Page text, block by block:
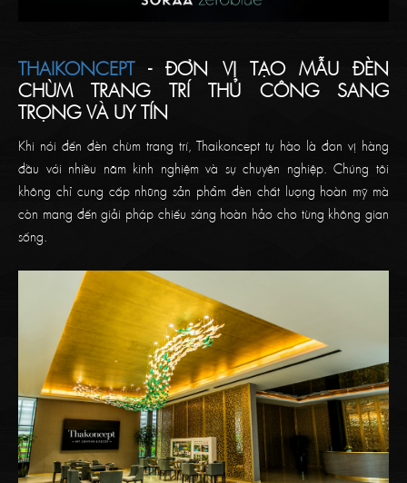
THAIKONCEPT- ĐƠN VỊ TẠO MẪU ĐÈN
CHÙM TRANG TRÍ THỦ CÔNG SANG
TRỌNG VÀ UY TÍN
Khi nói đến đèn chùm trang trí, Thaikoncept tự hào là đơn vị hàng
đầu với nhiều năm kinh nghiệm và sự chuyên nghiệp. Chúng tôi
không chỉ cung cấp những sản phẩm đèn chất lượng hoàn mỹ mà
còn mang đến giải pháp chiếu sáng hoàn hảo cho từng không gian
sống.